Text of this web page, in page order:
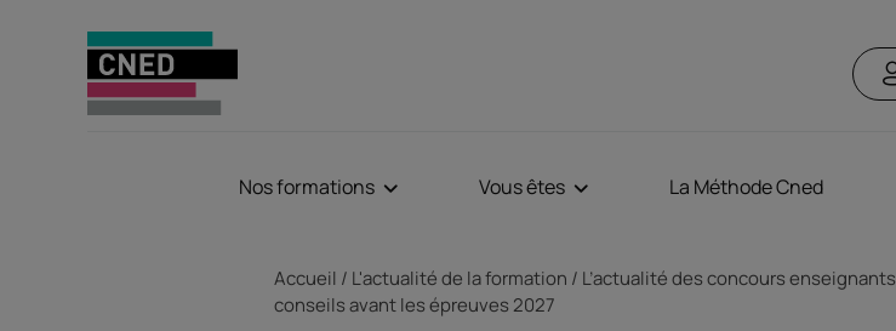
Nos formations Vous êtes La Méthode Cned
Accueil L'actualité de la formation L’actualité des concours enseignants
conseils avant les épreuves 2027